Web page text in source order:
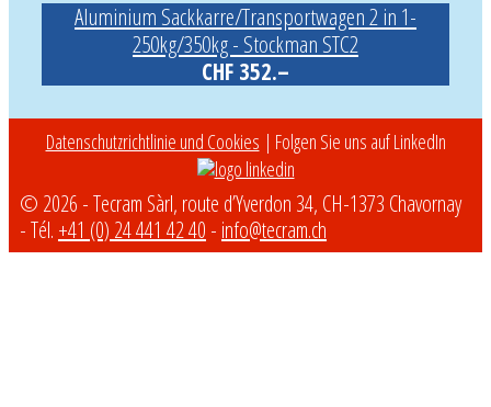
Aluminium Sackkarre/Transportwagen 2 in 1-
250kg/350kg - Stockman STC2
CHF 352.–
Datenschutzrichtlinie und Cookies | Folgen Sie uns auf LinkedIn
© 2026 - Tecram Sàrl, route d’Yverdon 34, CH-1373 Chavornay
- Tél. +41 (0) 24 441 42 40 - info@tecram.ch